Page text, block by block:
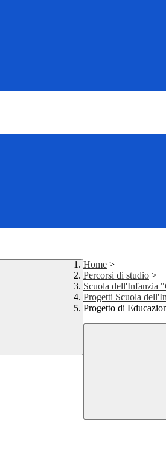
Home >
Percorsi di studio >
Scuola dell'Infanzia
Progetti Scuola
Progetto di